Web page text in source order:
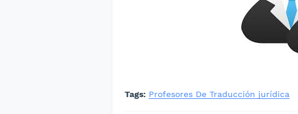
Tags: Profesores De Traducción jurídica